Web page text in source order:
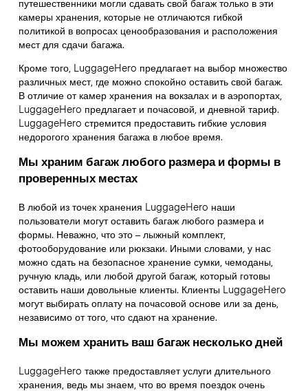
камеры хранения, которые не отличаются гибкой
политикой в вопросах ценообразования и расположения
мест для сдачи багажа.
Кроме того, LuggageHero предлагает на выбор множество
различных мест, где можно спокойно оставить свой багаж.
В отличие от камер хранения на вокзалах и в аэропортах,
LuggageHero предлагает и почасовой, и дневной тариф.
LuggageHero стремится предоставить гибкие условия
недорогого хранения багажа в любое время.
Мы храним багаж любого размера и формы в
проверенных местах
В любой из точек хранения LuggageHero наши
пользователи могут оставить багаж любого размера и
формы. Неважно, что это – лыжный комплект,
фотооборудование или рюкзаки. Иными словами, у нас
можно сдать на безопасное хранение сумки, чемоданы,
ручную кладь, или любой другой багаж, который готовы
оставить наши довольные клиенты. Клиенты LuggageHero
могут выбирать оплату на почасовой основе или за день,
независимо от того, что сдают на хранение.
Мы можем хранить ваш багаж несколько дней
LuggageHero также предоставляет услуги длительного
хранения, ведь мы знаем, что во время поездок очень